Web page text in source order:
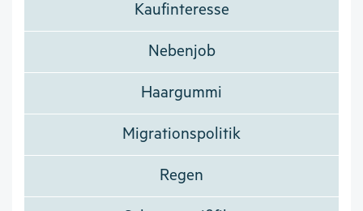
Kaufinteresse
Nebenjob
Haargummi
Migrationspolitik
Regen